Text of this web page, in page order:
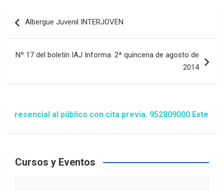
de
Albergue Juvenil INTERJOVEN
Nº 17 del boletín IAJ Informa. 2ª quincena de agosto de
2014
al público con cita previa. 952809000 Extensión
Cursos y Eventos